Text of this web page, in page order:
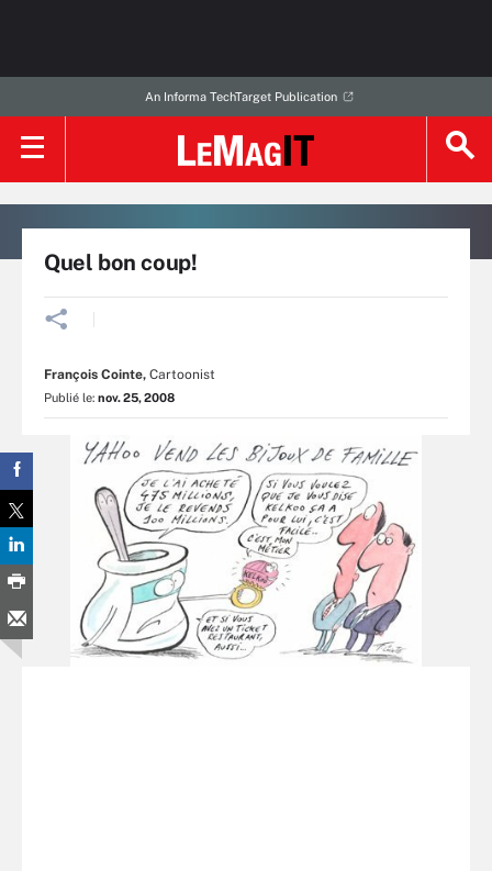
An Informa TechTarget Publication
Quel bon coup!
François Cointe, Cartoonist
Publié le: nov. 25, 2008